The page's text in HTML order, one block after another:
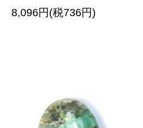
8,096円(税736円)